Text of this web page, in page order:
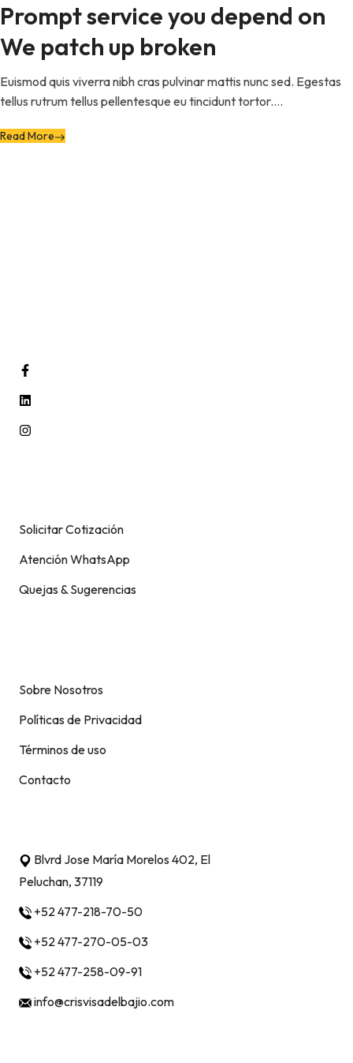
Prompt service you depend on
We patch up broken
Euismod quis viverra nibh cras pulvinar mattis nunc sed. Egestas
tellus rutrum tellus pellentesque eu tincidunt tortor....
Read More
Solicitar Cotización
Atención WhatsApp
Quejas & Sugerencias
Sobre Nosotros
Políticas de Privacidad
Términos de uso
Contacto
Blvrd Jose María Morelos 402, El
Peluchan, 37119
+52 477-218-70-50
+52 477-270-05-03
+52 477-258-09-91
info@crisvisadelbajio.com